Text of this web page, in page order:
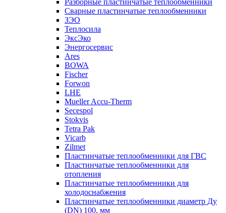
Разборные пластинчатые теплообменники
Сварные пластинчатые теплообменники
ЗЭО
Теплосила
ЭксЭко
Энергосервис
Ares
BOWA
Fischer
Forwon
LHE
Mueller Accu-Therm
Secespol
Stokvis
Tetra Pak
Vicarb
Zilmet
Пластинчатые теплообменники для ГВС
Пластинчатые теплообменники для
отопления
Пластинчатые теплообменники для
холодоснабжения
Пластинчатые теплообменники диаметр Ду
(DN) 100, мм